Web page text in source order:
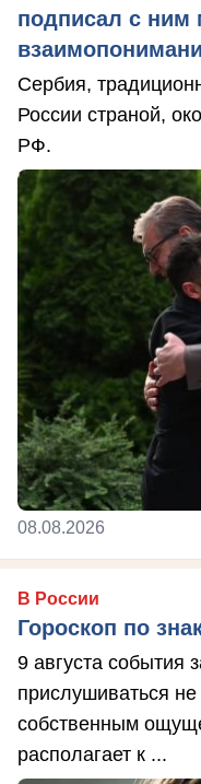
подписал с ним
Сербия,
России страной,
РФ.
08.08.2026
В России
Гороскоп по
9 августа события
прислушиваться не
собственным
располагает к ...